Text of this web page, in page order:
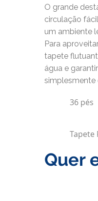
O grande
circulação
um ambiente
Para
tapete
água e
simplesmente
36 pés
Tapete
Quer